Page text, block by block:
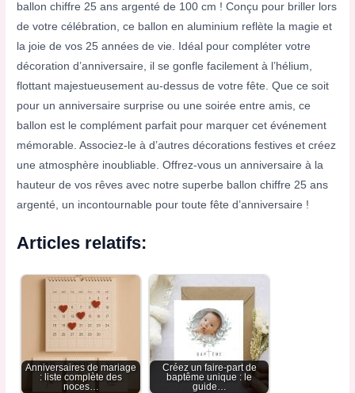
ballon chiffre 25 ans argenté de 100 cm ! Conçu pour briller lors
de votre célébration, ce ballon en aluminium reflète la magie et
la joie de vos 25 années de vie. Idéal pour compléter votre
décoration d’anniversaire, il se gonfle facilement à l’hélium,
flottant majestueusement au-dessus de votre fête. Que ce soit
pour un anniversaire surprise ou une soirée entre amis, ce
ballon est le complément parfait pour marquer cet événement
mémorable. Associez-le à d’autres décorations festives et créez
une atmosphère inoubliable. Offrez-vous un anniversaire à la
hauteur de vos rêves avec notre superbe ballon chiffre 25 ans
argenté, un incontournable pour toute fête d’anniversaire !
Articles relatifs:
Anniversaires de mariage
: liste complète des
noces…
Créez un faire-part de
baptême unique : le
guide…